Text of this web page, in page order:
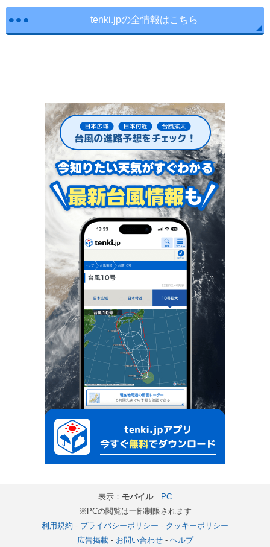
tenki.jpの全情報はこちら
表示： モバイル｜ PC
※PCの閲覧は一部制限されます
利用規約 - プライバシーポリシー - クッキーポリシー
広告掲載- お問い合わせ- ヘルプ